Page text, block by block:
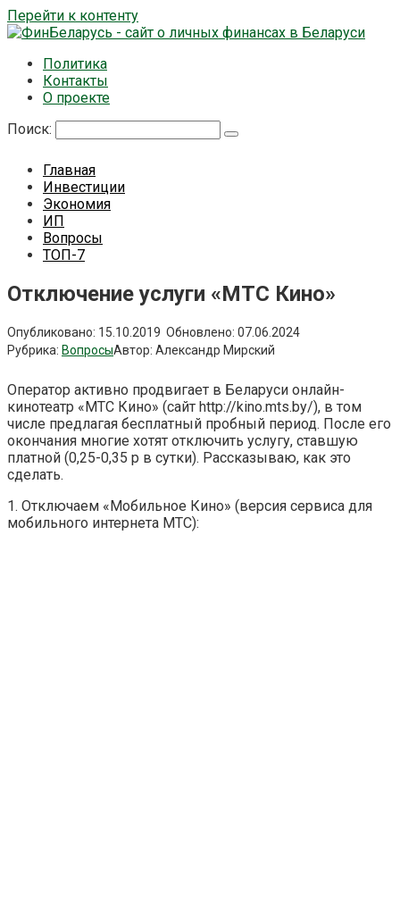
Перейти к контенту
Политика
Контакты
О проекте
Поиск:
Главная
Инвестиции
Экономия
ИП
Вопросы
ТОП-7
Отключение услуги «МТС Кино»
Опубликовано: 15.10.2019 Обновлено: 07.06.2024
Рубрика: ВопросыАвтор: Александр Мирский
Оператор активно продвигает в Беларуси онлайн-
кинотеатр «МТС Кино» (сайт http://kino.mts.by/), в том
числе предлагая бесплатный пробный период. После его
окончания многие хотят отключить услугу, ставшую
платной (0,25-0,35 р в сутки). Рассказываю, как это
сделать.
1. Отключаем «Мобильное Кино» (версия сервиса для
мобильного интернета МТС):